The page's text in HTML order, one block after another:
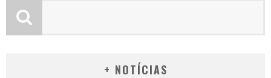
+ NOTÍCIAS